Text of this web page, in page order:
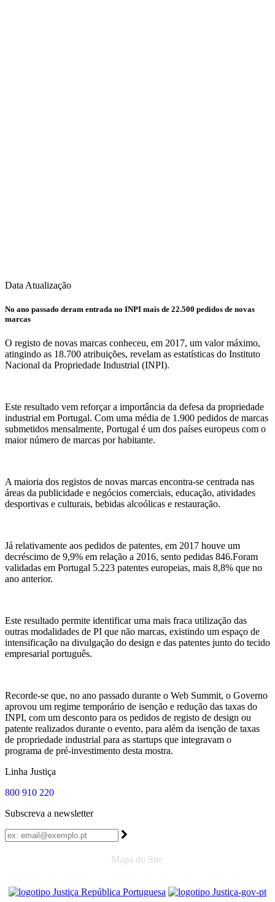
Data Atualização
No ano passado deram entrada no INPI mais de 22.500 pedidos de novas
marcas
O registo de novas marcas conheceu, em 2017, um valor máximo,
atingindo as 18.700 atribuições, revelam as estatísticas do Instituto
Nacional da Propriedade Industrial (INPI).
Este resultado vem reforçar a importância da defesa da propriedade
industrial em Portugal. Com uma média de 1.900 pedidos de marcas
submetidos mensalmente, Portugal é um dos países europeus com o
maior número de marcas por habitante.
A maioria dos registos de novas marcas encontra-se centrada nas
áreas da publicidade e negócios comerciais, educação, atividades
desportivas e culturais, bebidas alcoólicas e restauração.
Já relativamente aos pedidos de patentes, em 2017 houve um
decréscimo de 9,9% em relação a 2016, sento pedidas 846.Foram
validadas em Portugal 5.223 patentes europeias, mais 8,8% que no
ano anterior.
Este resultado permite identificar uma mais fraca utilização das
outras modalidades de PI que não marcas, existindo um espaço de
intensificação na divulgação do design e das patentes junto do tecido
empresarial português.
Recorde-se que, no ano passado durante o Web Summit, o Governo
aprovou um regime temporário de isenção e redução das taxas do
INPI, com um desconto para os pedidos de registo de design ou
patente realizados durante o evento, para além da isenção de taxas
de propriedade industrial para as startups que integravam o
programa de pré-investimento desta mostra.
Linha Justiça
800 910 220
Subscreva a newsletter
Mapa do Site